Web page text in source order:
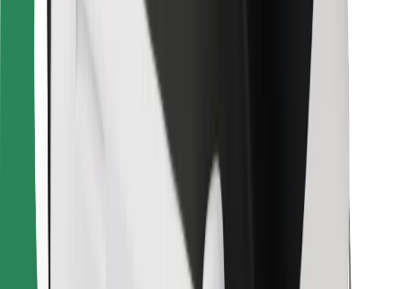
Bolt for Business
Uvjeti i odredbe
Zatraži vožnju i putuj kroz nekoliko minuta!
Preuzmi aplikaciju Bolt